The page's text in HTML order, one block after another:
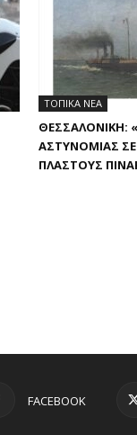
ΤΟΠΙΚΑ ΝΕΑ
ΘΕΣΣΑΛΟΝΊΚΗ:
ΑΣΤΥΝΟΜΊΑΣ ΣΕ
ΠΛΑΣΤΟΎΣ
FACEBOOK